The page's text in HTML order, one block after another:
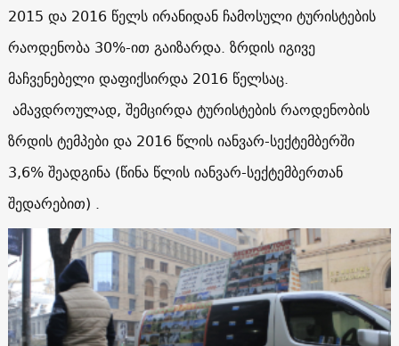
2015 და 2016 წელს ირანიდან ჩამოსული ტურისტების
რაოდენობა 30%-ით გაიზარდა. ზრდის იგივე
მაჩვენებელი დაფიქსირდა 2016 წელსაც.
ამავდროულად, შემცირდა ტურისტების რაოდენობის
ზრდის ტემპები და 2016 წლის იანვარ-სექტემბერში
3,6% შეადგინა (წინა წლის იანვარ-სექტემბერთან
შედარებით) .